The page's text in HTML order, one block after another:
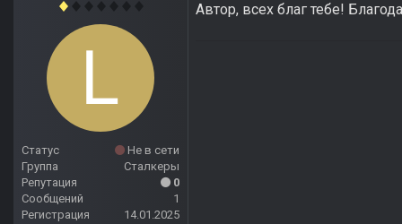
Статус
Не в сети
Группа
Сталкеры
Репутация
0
Сообщений
1
Регистрация
14.01.2025
Автор, всех благ тебе!